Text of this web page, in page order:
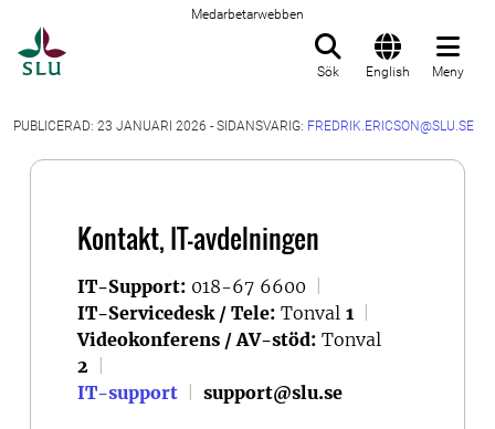
Medarbetarwebben
Sök English Meny
PUBLICERAD: 23 JANUARI 2026 - SIDANSVARIG: FREDRIK.ERICSON@SLU.SE
Kontakt, IT-avdelningen
IT-Support: 018-67 6600
IT-Servicedesk / Tele: Tonval 1
Videokonferens / AV-stöd: Tonval
2
IT-support
support@slu.se